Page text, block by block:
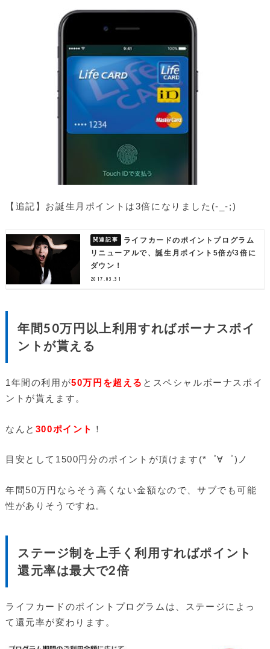
【追記】お誕生月ポイントは3倍になりました(-_-;)
ライフカードのポイントプログラム
リニューアルで、誕生月ポイント5倍が3倍に
ダウン！
2017.03.31
年間50万円以上利用すればボーナスポイ
ントが貰える
1年間の利用が50万円を超える とスペシャルボーナスポイ
ントが貰えます。
なんと 300ポイント ！
目安として1500円分のポイントが頂けます(*゜∀゜)ノ
年間50万円ならそう高くない金額なので、サブでも可能
性がありそうですね。
ステージ制を上手く利用すればポイント
還元率は最大で2倍
ライフカードのポイントプログラムは、ステージによっ
て還元率が変わります。